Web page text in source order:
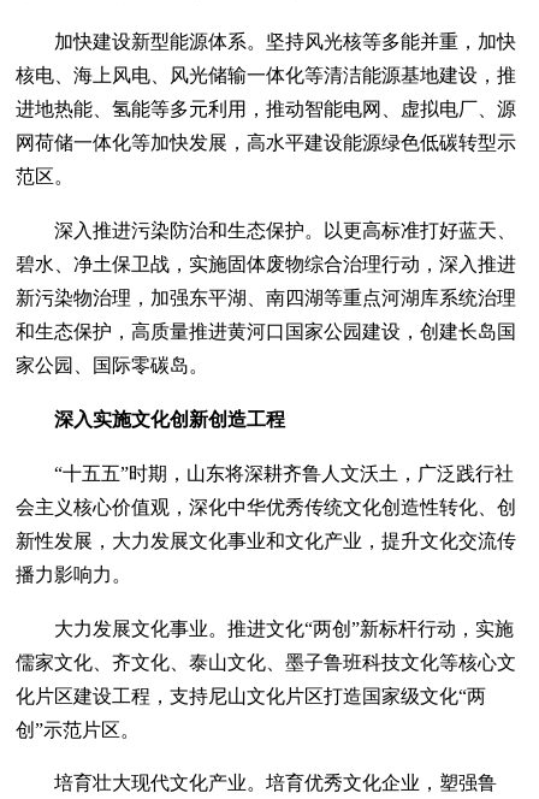
加快建设新型能源体系。坚持风光核等多能并重，加快
核电、海上风电、风光储输一体化等清洁能源基地建设，推
进地热能、氢能等多元利用，推动智能电网、虚拟电厂、源
网荷储一体化等加快发展，高水平建设能源绿色低碳转型示
范区。
深入推进污染防治和生态保护。以更高标准打好蓝天、
碧水、净土保卫战，实施固体废物综合治理行动，深入推进
新污染物治理，加强东平湖、南四湖等重点河湖库系统治理
和生态保护，高质量推进黄河口国家公园建设，创建长岛国
家公园、国际零碳岛。
深入实施文化创新创造工程
“十五五”时期，山东将深耕齐鲁人文沃土，广泛践行社
会主义核心价值观，深化中华优秀传统文化创造性转化、创
新性发展，大力发展文化事业和文化产业，提升文化交流传
播力影响力。
大力发展文化事业。推进文化“两创”新标杆行动，实施
儒家文化、齐文化、泰山文化、墨子鲁班科技文化等核心文
化片区建设工程，支持尼山文化片区打造国家级文化“两
创”示范片区。
培育壮大现代文化产业。培育优秀文化企业，塑强鲁